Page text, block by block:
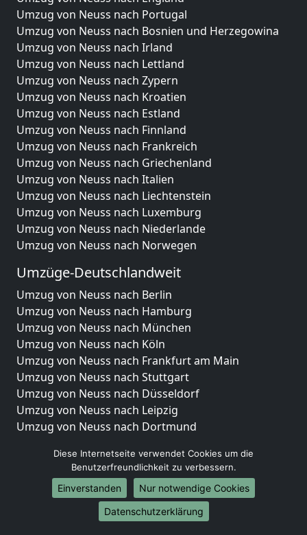
Umzug von Neuss nach Portugal
Umzug von Neuss nach Bosnien und Herzegowina
Umzug von Neuss nach Irland
Umzug von Neuss nach Lettland
Umzug von Neuss nach Zypern
Umzug von Neuss nach Kroatien
Umzug von Neuss nach Estland
Umzug von Neuss nach Finnland
Umzug von Neuss nach Frankreich
Umzug von Neuss nach Griechenland
Umzug von Neuss nach Italien
Umzug von Neuss nach Liechtenstein
Umzug von Neuss nach Luxemburg
Umzug von Neuss nach Niederlande
Umzug von Neuss nach Norwegen
Umzüge-Deutschlandweit
Umzug von Neuss nach Berlin
Umzug von Neuss nach Hamburg
Umzug von Neuss nach München
Umzug von Neuss nach Köln
Umzug von Neuss nach Frankfurt am Main
Umzug von Neuss nach Stuttgart
Umzug von Neuss nach Düsseldorf
Umzug von Neuss nach Leipzig
Umzug von Neuss nach Dortmund
Umzug von Neuss nach Bremen
Umzug von Neuss nach Dresden
Umzug von Neuss nach Hannover
Umzug von Neuss nach Nürnberg
Umzug von Neuss nach Duisburg
Diese Internetseite verwendet Cookies um die
Benutzerfreundlichkeit zu verbessern.
Einverstanden
Nur notwendige Cookies
Datenschutzerklärung